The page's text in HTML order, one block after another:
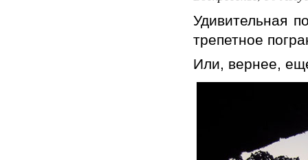
Удивительная
трепетное
Или, вернее,